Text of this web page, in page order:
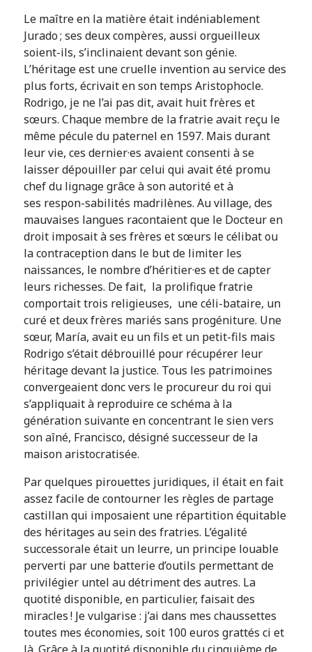
Le maître en la matière était indéniablement
Jurado ; ses deux compères, aussi orgueilleux
soient-ils, s’inclinaient devant son génie.
L’héritage est une cruelle invention au service des
plus forts, écrivait en son temps Aristophocle.
Rodrigo, je ne l’ai pas dit, avait huit frères et
sœurs. Chaque membre de la fratrie avait reçu le
même pécule du paternel en 1597. Mais durant
leur vie, ces dernier·es avaient consenti à se
laisser dépouiller par celui qui avait été promu
chef du lignage grâce à son autorité et à
ses respon-sabilités madrilènes. Au village, des
mauvaises langues racontaient que le Docteur en
droit imposait à ses frères et sœurs le célibat ou
la contraception dans le but de limiter les
naissances, le nombre d’héritier·es et de capter
leurs richesses. De fait, la prolifique fratrie
comportait trois religieuses, une céli-bataire, un
curé et deux frères mariés sans progéniture. Une
sœur, María, avait eu un fils et un petit-fils mais
Rodrigo s’était débrouillé pour récupérer leur
héritage devant la justice. Tous les patrimoines
convergeaient donc vers le procureur du roi qui
s’appliquait à reproduire ce schéma à la
génération suivante en concentrant le sien vers
son aîné, Francisco, désigné successeur de la
maison aristocratisée.
Par quelques pirouettes juridiques, il était en fait
assez facile de contourner les règles de partage
castillan qui imposaient une répartition équitable
des héritages au sein des fratries. L’égalité
successorale était un leurre, un principe louable
perverti par une batterie d’outils permettant de
privilégier untel au détriment des autres. La
quotité disponible, en particulier, faisait des
miracles ! Je vulgarise : j’ai dans mes chaussettes
toutes mes économies, soit 100 euros grattés ci et